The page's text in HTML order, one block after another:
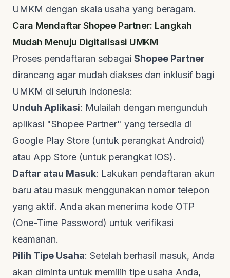
UMKM dengan skala usaha yang beragam.
Cara Mendaftar Shopee Partner: Langkah
Mudah Menuju Digitalisasi UMKM
Proses pendaftaran sebagai Shopee Partner
dirancang agar mudah diakses dan inklusif bagi
UMKM di seluruh Indonesia:
Unduh Aplikasi: Mulailah dengan mengunduh
aplikasi "Shopee Partner" yang tersedia di
Google Play Store (untuk perangkat Android)
atau App Store (untuk perangkat iOS).
Daftar atau Masuk: Lakukan pendaftaran akun
baru atau masuk menggunakan nomor telepon
yang aktif. Anda akan menerima kode OTP
(One-Time Password) untuk verifikasi
keamanan.
Pilih Tipe Usaha: Setelah berhasil masuk, Anda
akan diminta untuk memilih tipe usaha Anda,